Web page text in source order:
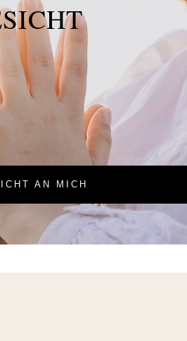
AN MICH